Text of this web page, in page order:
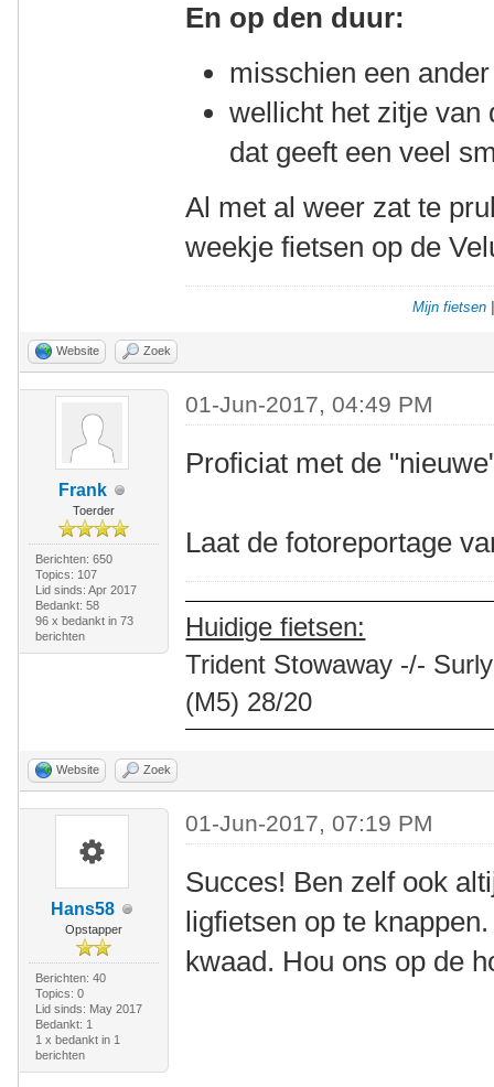
En op den duur:
misschien een
wellicht het zitje van
dat geeft een veel
Al met al weer zat te
weekje fietsen op de
Mijn fietsen
Website Zoek
Frank
Toerder
Berichten: 650
Topics: 107
Lid sinds: Apr 2017
Bedankt: 58
96 x bedankt in 73
berichten
01-Jun-2017, 04:49 PM
Proficiat met de
Laat de fotoreportage
Huidige fietsen:
Trident Stowaway -/-
(M5) 28/20
Website Zoek
Hans58
Opstapper
Berichten: 40
Topics: 0
Lid sinds: May 2017
Bedankt: 1
1 x bedankt in 1
berichten
01-Jun-2017, 07:19 PM
Succes! Ben zelf ook
ligfietsen op te
kwaad. Hou ons op de